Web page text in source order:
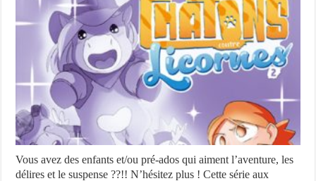
Vous avez des enfants et/ou pré-ados qui aiment l’aventure, les
délires et le suspense ??!! N’hésitez plus ! Cette série aux